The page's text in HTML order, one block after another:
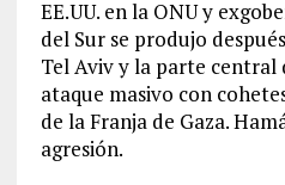
EE.UU. en la ONU y
del Sur se produjo
Tel Aviv y la parte central
ataque masivo con
de la Franja de Gaza.
agresión.